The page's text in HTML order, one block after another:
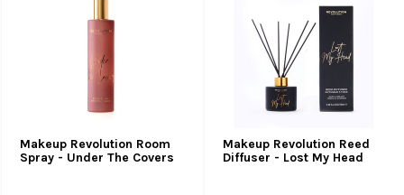
Makeup Revolution Room
Spray - Under The Covers
Makeup Revolution Reed
Diffuser - Lost My Head